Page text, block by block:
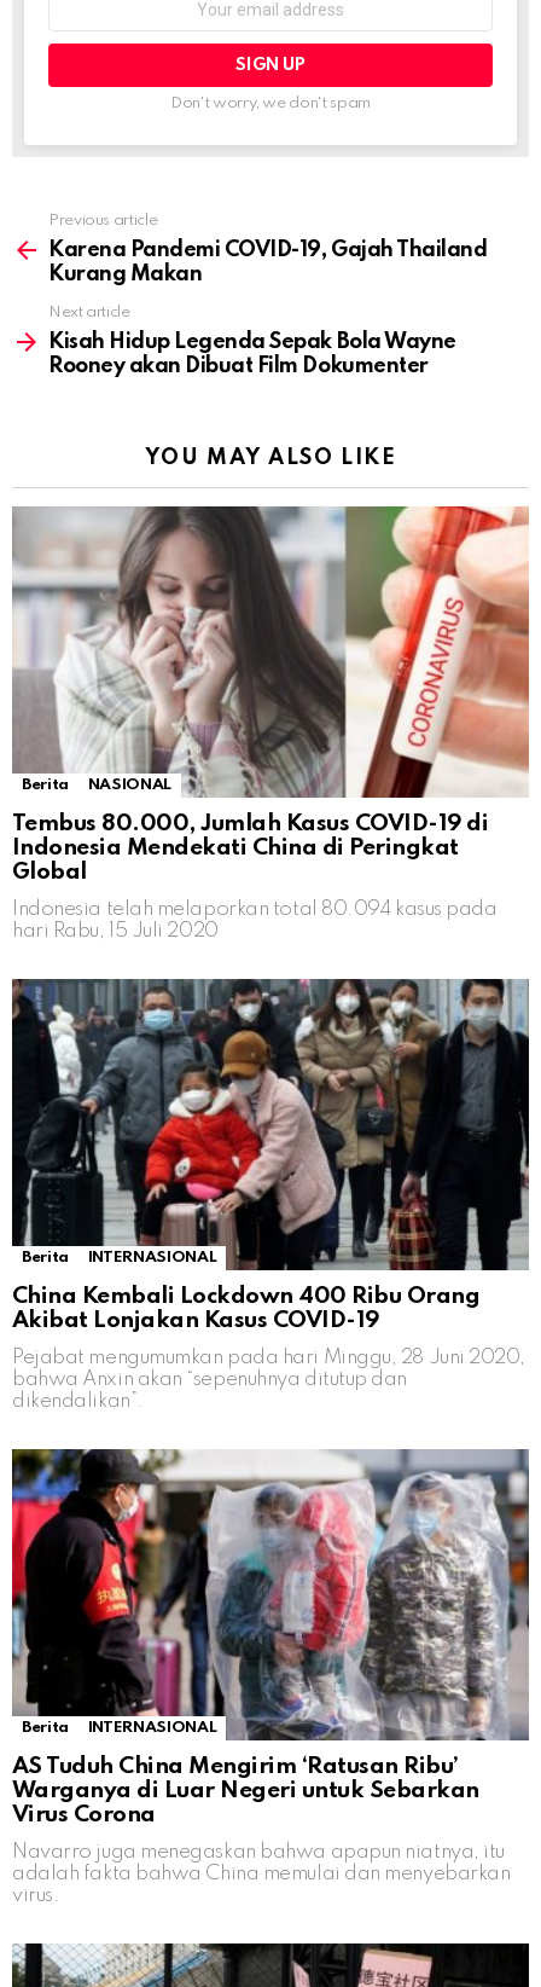
Don't worry, we don't spam
more
Previous article
Karena Pandemi COVID-19, Gajah Thailand
Kurang Makan
Next article
Kisah Hidup Legenda Sepak Bola Wayne
Rooney akan Dibuat Film Dokumenter
YOU MAY ALSO LIKE
Berita NASIONAL
Tembus 80.000, Jumlah Kasus COVID-19 di
Indonesia Mendekati China di Peringkat
Global
Indonesia telah melaporkan total 80.094 kasus pada
hari Rabu, 15 Juli 2020
Berita INTERNASIONAL
China Kembali Lockdown 400 Ribu Orang
Akibat Lonjakan Kasus COVID-19
Pejabat mengumumkan pada hari Minggu, 28 Juni 2020,
bahwa Anxin akan “sepenuhnya ditutup dan
dikendalikan”.
Berita INTERNASIONAL
AS Tuduh China Mengirim ‘Ratusan Ribu’
Warganya di Luar Negeri untuk Sebarkan
Virus Corona
Navarro juga menegaskan bahwa apapun niatnya, itu
adalah fakta bahwa China memulai dan menyebarkan
virus.